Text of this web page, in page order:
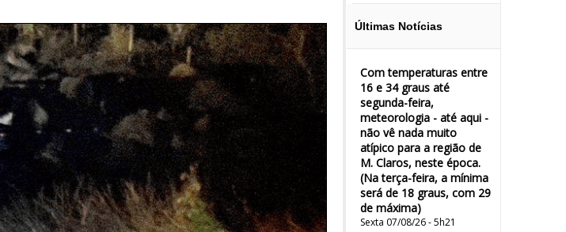
Últimas Notícias
Com temperaturas entre
16 e 34 graus até
segunda-feira,
meteorologia - até aqui -
não vê nada muito
atípico para a região de
M. Claros, neste época.
(Na terça-feira, a mínima
será de 18 graus, com 29
de máxima)
Sexta 07/08/26 - 5h21